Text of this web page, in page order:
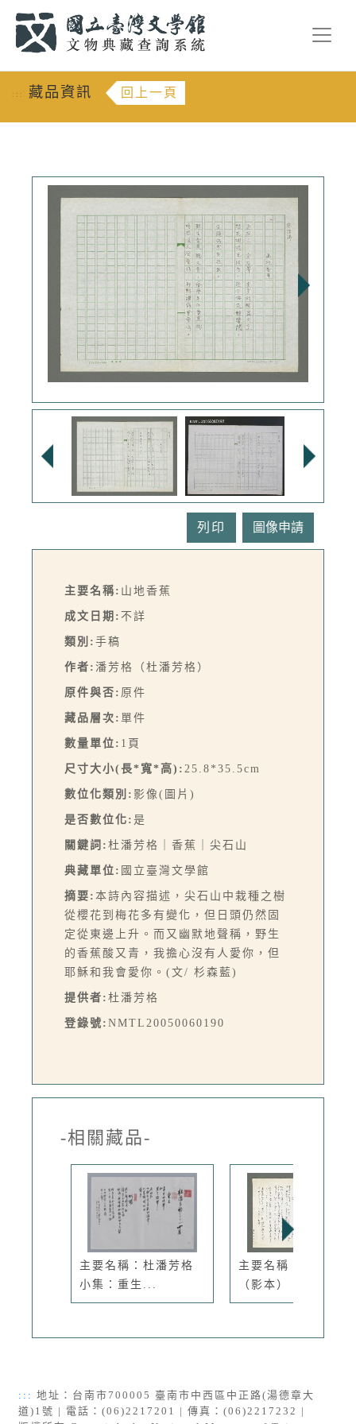
::: 藏品資訊 回上一頁
列印
主要名稱: 山地香蕉
成文日期: 不詳
類別: 手稿
作者: 潘芳格（杜潘芳格）
原件與否: 原件
藏品層次: 單件
數量單位: 1頁
尺寸大小(長*寬*高): 25.8*35.5cm
數位化類別: 影像(圖片)
是否數位化: 是
關鍵詞: 杜潘芳格｜香蕉｜尖石山
典藏單位: 國立臺灣文學館
摘要: 本詩內容描述，尖石山中栽種之樹
從櫻花到梅花多有變化，但日頭仍然固
定從東邊上升。而又幽默地聲稱，野生
的香蕉酸又青，我擔心沒有人愛你，但
耶穌和我會愛你。(文/ 杉森藍)
提供者: 杜潘芳格
登錄號: NMTL20050060190
-相關藏品-
主要名稱：杜潘芳格
小集：重生...
主要名稱：塩丘/鯨
（影本）
::: 地址：台南市700005 臺南市中西區中正路(湯德章大
道)1號 | 電話：(06)2217201 | 傳真：(06)2217232 |